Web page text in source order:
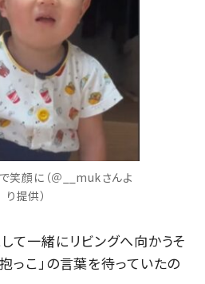
笑顔に（＠__mukさんよ
り提供）
て一緒にリビングへ向かうそ
っこ」の言葉を待っていたの